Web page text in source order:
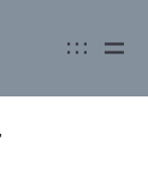
体験や飲食」
in 京都」に出
WSを実施し
MADO / 京
１９日～２
１８日 柏高
な時間」 に
だ本店７階手
Lab. に出展
１９日 渋谷